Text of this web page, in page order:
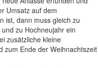
Umsatz auf dem
ist, dann muss gleich zu
und zu Hochneujahr ein
zusätzliche kleine
zum Ende der Weihnachtszeit